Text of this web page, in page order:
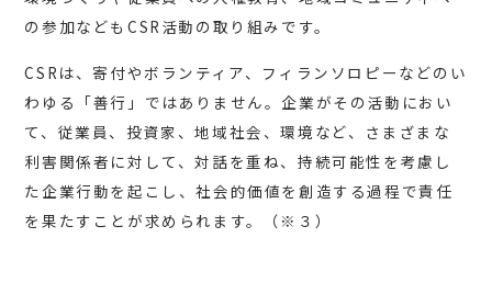
の参加などもCSR活動の取り組みです。
CSRは、寄付やボランティア、フィランソロピーなどのい
わゆる「善行」ではありません。企業がその活動におい
て、従業員、投資家、地域社会、環境など、さまざまな
利害関係者に対して、対話を重ね、持続可能性を考慮し
た企業行動を起こし、社会的価値を創造する過程で責任
を果たすことが求められます。（※３）